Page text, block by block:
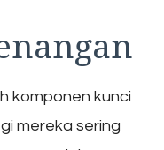
komponen kunci
mereka sering